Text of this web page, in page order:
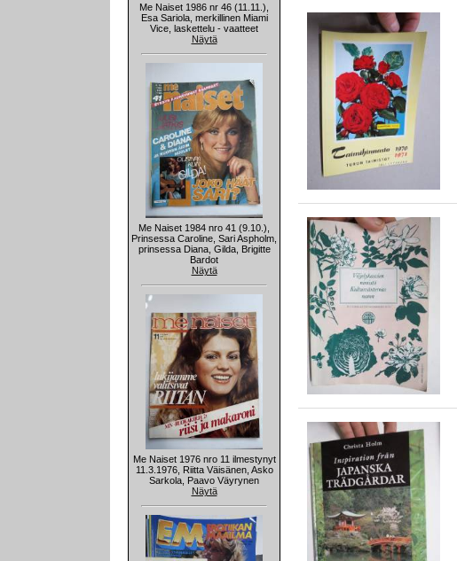
Me Naiset 1986 nr 46 (11.11.),
Esa Sariola, merkillinen Miami
Vice, laskettelu - vaatteet
Näytä
Me Naiset 1984 nro 41 (9.10.),
Prinsessa Caroline, Sari Aspholm,
prinsessa Diana, Gilda, Brigitte
Bardot
Näytä
Me Naiset 1976 nro 11 ilmestynyt
11.3.1976, Riitta Väisänen, Asko
Sarkola, Paavo Väyrynen
Näytä